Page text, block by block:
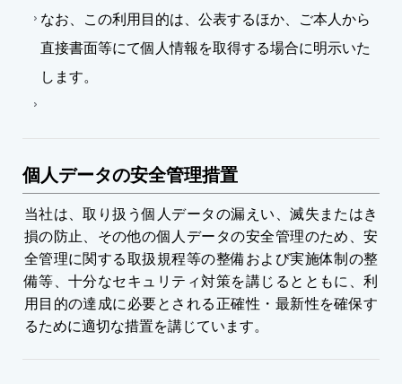
なお、この利用目的は、公表するほか、ご本人から
直接書面等にて個人情報を取得する場合に明示いた
します。
個人データの安全管理措置
当社は、取り扱う個人データの漏えい、滅失またはき
損の防止、その他の個人データの安全管理のため、安
全管理に関する取扱規程等の整備および実施体制の整
備等、十分なセキュリティ対策を講じるとともに、利
用目的の達成に必要とされる正確性・最新性を確保す
るために適切な措置を講じています。